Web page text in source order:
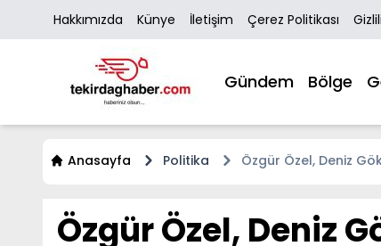
Hakkımızda Künye İletişim Çerez Politikası
Gündem Bölge
Anasayfa Politika Özgür Özel, Deniz
Özgür Özel, Deniz